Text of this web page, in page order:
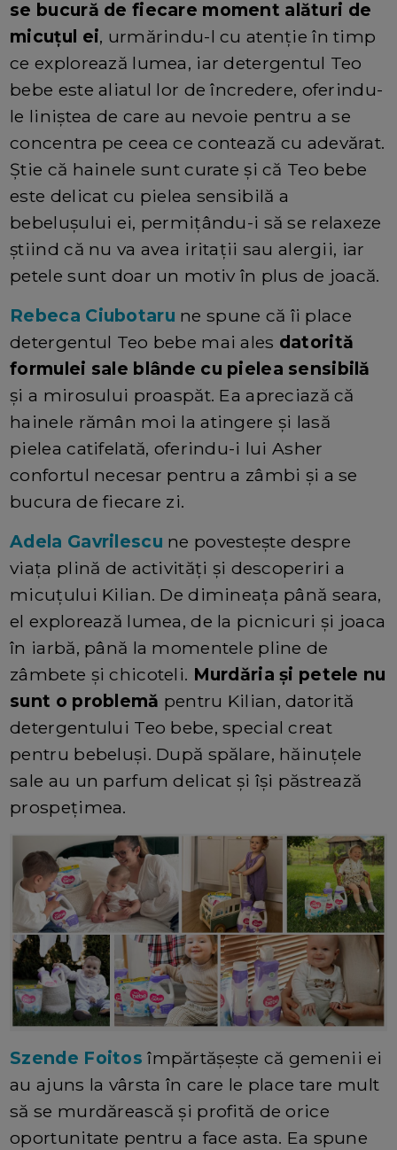
se bucură de fiecare moment alături de
micuțul ei, urmărindu-l cu atenție în timp
ce explorează lumea, iar detergentul Teo
bebe este aliatul lor de încredere, oferindu-
le liniștea de care au nevoie pentru a se
concentra pe ceea ce contează cu adevărat.
Știe că hainele sunt curate și că Teo bebe
este delicat cu pielea sensibilă a
bebelușului ei, permițându-i să se relaxeze
știind că nu va avea iritații sau alergii, iar
petele sunt doar un motiv în plus de joacă.
Rebeca Ciubotaru ne spune că îi place
detergentul Teo bebe mai ales datorită
formulei sale blânde cu pielea sensibilă
și a mirosului proaspăt. Ea apreciază că
hainele rămân moi la atingere și lasă
pielea catifelată, oferindu-i lui Asher
confortul necesar pentru a zâmbi și a se
bucura de fiecare zi.
Adela Gavrilescu ne povestește despre
viața plină de activități și descoperiri a
micuțului Kilian. De dimineața până seara,
el explorează lumea, de la picnicuri și joaca
în iarbă, până la momentele pline de
zâmbete și chicoteli. Murdăria și petele nu
sunt o problemă pentru Kilian, datorită
detergentului Teo bebe, special creat
pentru bebeluși. După spălare, hăinuțele
sale au un parfum delicat și își păstrează
prospețimea.
Szende Foitos împărtășește că gemenii ei
au ajuns la vârsta în care le place tare mult
să se murdărească și profită de orice
oportunitate pentru a face asta. Ea spune